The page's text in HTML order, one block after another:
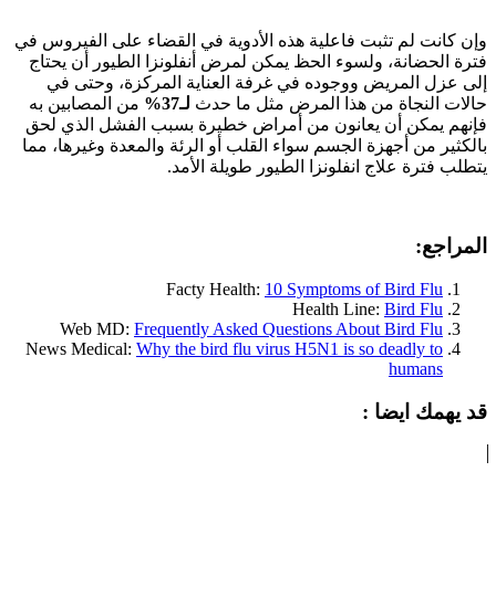
وإن كانت لم تثبت فاعلية هذه الأدوية في القضاء على الفيروس في
فترة الحضانة، ولسوء الحظ يمكن لمرض أنفلونزا الطيور أن يحتاج
إلى عزل المريض ووجوده في غرفة العناية المركزة، وحتى في
حالات النجاة من هذا المرض مثل ما حدث لـ37%
من المصابين به
فإنهم يمكن أن يعانون من أمراض خطيرة بسبب الفشل الذي لحق
بالكثير من أجهزة الجسم سواء القلب أو الرئة والمعدة وغيرها، مما
يتطلب فترة علاج انفلونزا الطيور طويلة الأمد.
المراجع:
Facty Health: 10 Symptoms of Bird Flu
Health Line: Bird Flu
Web MD: Frequently Asked Questions About Bird Flu
News Medical: Why the bird flu virus H5N1 is so deadly to
humans
قد يهمك ايضا :